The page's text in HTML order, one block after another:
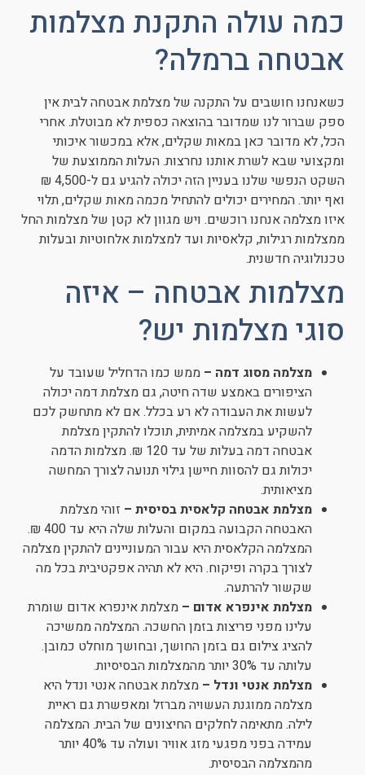
כמה עולה התקנת מצלמות
אבטחה ברמלה?
כשאנחנו חושבים על התקנה של מצלמת אבטחה לבית אין
ספק שברור לנו שמדובר בהוצאה כספית לא מבוטלת. אחרי
הכל, לא מדובר כאן במאות שקלים, אלא במכשור איכותי
ומקצועי שבא לשרת אותנו נחרצות. העלות הממוצעת של
השקט הנפשי שלנו בעניין הזה יכולה להגיע גם ל-4,500 ₪
ואף יותר. המחירים יכולים להתחיל מכמה מאות שקלים, תלוי
איזו מצלמה אנחנו רוכשים. ויש מגוון לא קטן של מצלמות החל
ממצלמות רגילות, קלאסיות ועד למצלמות אלחוטיות ובעלות
טכנולוגיה חדשנית.
מצלמות אבטחה – איזה
סוגי מצלמות יש?
מצלמה מסוג דמה – ממש כמו הדחליל שעובד על
הציפורים באמצע שדה חיטה, גם מצלמת דמה יכולה
לעשות את העבודה לא רע בכלל. אם לא מתחשק לכם
להשקיע במצלמה אמיתית, תוכלו להתקין מצלמת
אבטחה דמה בעלות של עד 120 ₪. מצלמות הדמה
יכולות גם להסוות חיישן גילוי תנועה לצורך המחשה
מציאותית.
מצלמת אבטחה קלאסית בסיסית – זוהי מצלמת
האבטחה הקבועה במקום והעלות שלה היא עד 400 ₪.
המצלמה הקלאסית היא עבור המעוניינים להתקין מצלמה
לצורך בקרה ופיקוח. היא לא תהיה אפקטיבית בכל מה
שקשור להרתעה.
מצלמת אינפרא אדום – מצלמת אינפרא אדום שומרת
עלינו מפני פריצות בזמן החשכה. המצלמה ממשיכה
להציג צילום גם בזמן החושך, ובחושך מוחלט כמובן.
עלותה עד 30% יותר מהמצלמות הבסיסיות.
מצלמת אנטי ונדל – מצלמת אבטחה אנטי ונדל היא
מצלמה ממוגנת העשויה מברזל ומאפשרת גם ראיית
לילה. מתאימה לחלקים החיצונים של הבית. המצלמה
עמידה בפני מפגעי מזג אוויר ועולה עד 40% יותר
מהמצלמה הבסיסית.